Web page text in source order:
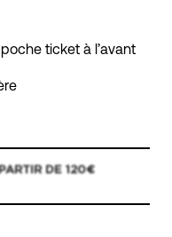
ticket à l’avant
DE 120€